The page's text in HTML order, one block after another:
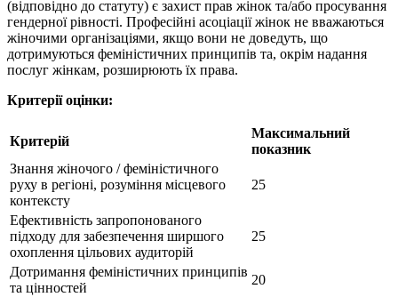
(відповідно до статуту) є захист прав жінок та/або просування
гендерної рівності. Професійні асоціації жінок не вважаються
жіночими організаціями, якщо вони не доведуть, що
дотримуються феміністичних принципів та, окрім надання
послуг жінкам, розширюють їх права.
Критерії оцінки:
Критерій
Максимальний
показник
Знання жіночого / феміністичного
руху в регіоні, розуміння місцевого
контексту
25
Ефективність запропонованого
підходу для забезпечення ширшого
охоплення цільових аудиторій
25
Дотримання феміністичних принципів
та цінностей
20